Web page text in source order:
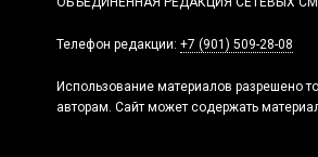
Телефон редакции: +7 (901) 509-28-08
Использование материалов разрешено
авторам. Сайт может содержать